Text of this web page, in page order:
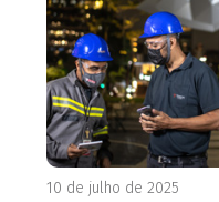
10 de julho de 2025